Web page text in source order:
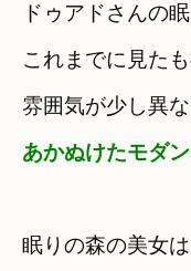
ドゥアドさんの
これまでに見た
雰囲気が少し異な
あかぬけたモダ
眠りの森の美女